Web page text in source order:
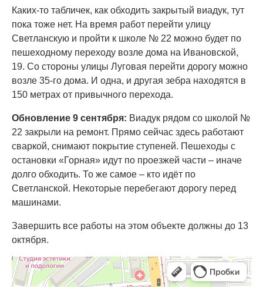
Каких-то табличек, как обходить закрытый виадук, тут
пока тоже нет. На время работ перейти улицу
Светланскую и пройти к школе № 22 можно будет по
пешеходному переходу возле дома на Ивановской,
19. Со стороны улицы Луговая перейти дорогу можно
возле 35-го дома. И одна, и другая зебра находятся в
150 метрах от привычного перехода.
Обновление 9 сентября: Виадук рядом со школой №
22 закрыли на ремонт. Прямо сейчас здесь работают
сваркой, снимают покрытие ступеней. Пешеходы с
остановки «Горная» идут по проезжей части – иначе
долго обходить. То же самое – кто идёт по
Светланской. Некоторые перебегают дорогу перед
машинами.
Завершить все работы на этом объекте должны до 13
октября.